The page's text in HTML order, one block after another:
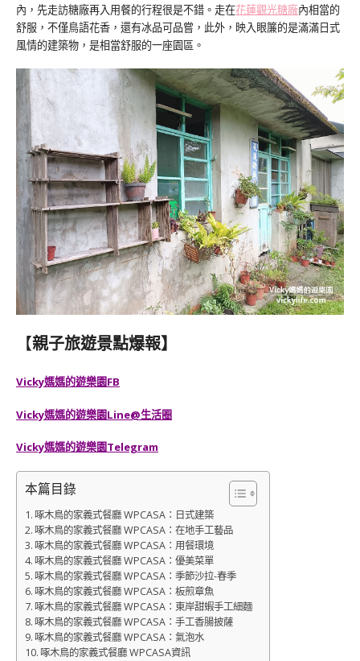
內，先走訪糖廠再入用餐的行程很是不錯。走在花蓮觀光糖廠內相當的
舒服，不僅鳥語花香，還有冰品可品嘗，此外，映入眼簾的是滿滿日式
風情的建築物，是相當舒服的一座園區。
【親子旅遊景點爆報】
Vicky媽媽的遊樂園FB
Vicky媽媽的遊樂園Line@生活圈
Vicky媽媽的遊樂園Telegram
本篇目錄
啄木鳥的家義式餐廳 WPCASA：日式建築
啄木鳥的家義式餐廳 WPCASA：在地手工藝品
啄木鳥的家義式餐廳 WPCASA：用餐環境
啄木鳥的家義式餐廳 WPCASA：優美菜單
啄木鳥的家義式餐廳 WPCASA：季節沙拉-春季
啄木鳥的家義式餐廳 WPCASA：板煎章魚
啄木鳥的家義式餐廳 WPCASA：東岸甜蝦手工細麵
啄木鳥的家義式餐廳 WPCASA：手工香腸披薩
啄木鳥的家義式餐廳 WPCASA：氣泡水
啄木鳥的家義式餐廳 WPCASA資訊